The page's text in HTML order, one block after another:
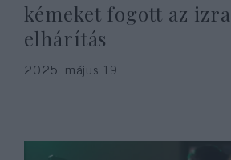
kémeket fogott az
elhárítás
2025. május 19.